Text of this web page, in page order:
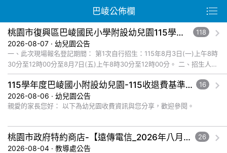
巴崚公佈欄
桃園市復興區巴崚國民小學附設幼兒園115學年度第1次自行招生新生錄取名單公告 118
2026-08-07 · 幼兒園公告
一、此次現場報名登記期間： 第1次自行招生：115年8月3日(一)上午8時
30分至12時00分至8月7日(五)上午8時30分至12時00分。 二、招生人
數： 錄取新生名... 觀看完整文章
115學年度巴崚國小附設幼兒園-115收退費基準及減免收費規定公告 16
2026-08-06 · 幼兒園公告
親愛的家長您好： 以下為幼兒園收費資訊與您分享，歡迎參閱。
桃園市政府特約商店-【遠傳電信_2026年八月爸企獻禮優惠活動】福利資訊 26
2026-08-04 · 教導處公告